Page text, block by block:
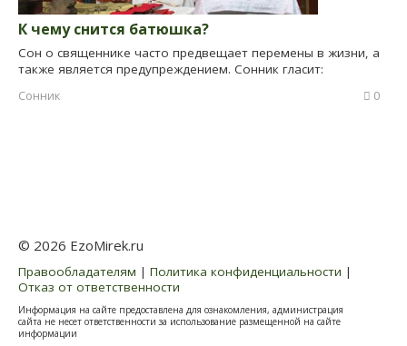
К чему снится батюшка?
Сон о священнике часто предвещает перемены в жизни, а
также является предупреждением. Сонник гласит:
Сонник
0
© 2026 EzoMirek.ru
Правообладателям | Политика конфиденциальности |
Отказ от ответственности
Информация на сайте предоставлена для ознакомления, администрация
сайта не несет ответственности за использование размещенной на сайте
информации